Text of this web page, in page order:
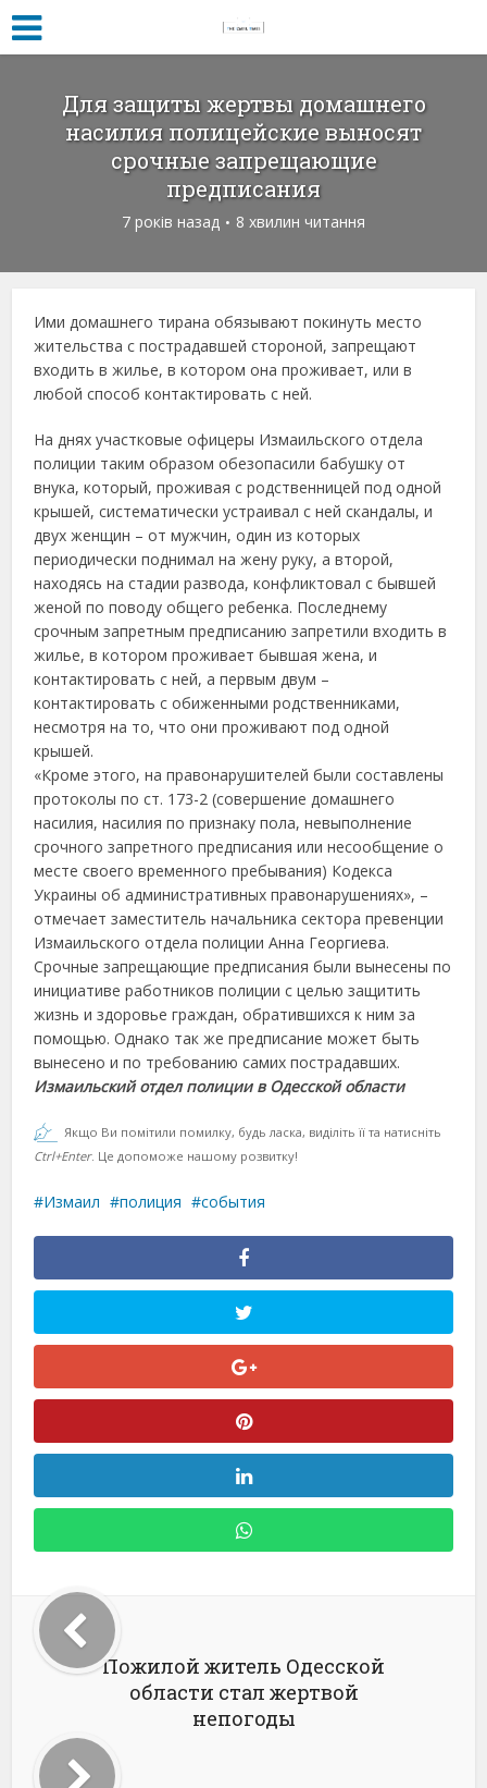
Для защиты жертвы домашнего
насилия полицейские выносят
срочные запрещающие
предписания
7 років назад 8 хвилин читання
Ими домашнего тирана обязывают покинуть место
жительства с пострадавшей стороной, запрещают
входить в жилье, в котором она проживает, или в
любой способ контактировать с ней.
На днях участковые офицеры Измаильского отдела
полиции таким образом обезопасили бабушку от
внука, который, проживая с родственницей под одной
крышей, систематически устраивал с ней скандалы, и
двух женщин – от мужчин, один из которых
периодически поднимал на жену руку, а второй,
находясь на стадии развода, конфликтовал с бывшей
женой по поводу общего ребенка. Последнему
срочным запретным предписанию запретили входить в
жилье, в котором проживает бывшая жена, и
контактировать с ней, а первым двум –
контактировать с обиженными родственниками,
несмотря на то, что они проживают под одной
крышей.
«Кроме этого, на правонарушителей были составлены
протоколы по ст. 173-2 (совершение домашнего
насилия, насилия по признаку пола, невыполнение
срочного запретного предписания или несообщение о
месте своего временного пребывания) Кодекса
Украины об административных правонарушениях», –
отмечает заместитель начальника сектора превенции
Измаильского отдела полиции Анна Георгиева.
Срочные запрещающие предписания были вынесены по
инициативе работников полиции с целью защитить
жизнь и здоровье граждан, обратившихся к ним за
помощью. Однако так же предписание может быть
вынесено и по требованию самих пострадавших.
Измаильский отдел полиции в Одесской области
Якщо Ви помітили помилку, будь ласка, виділіть її та натисніть
Ctrl+Enter. Це допоможе нашому розвитку!
Измаил полиция события
Пожилой житель Одесской
области стал жертвой
непогоды